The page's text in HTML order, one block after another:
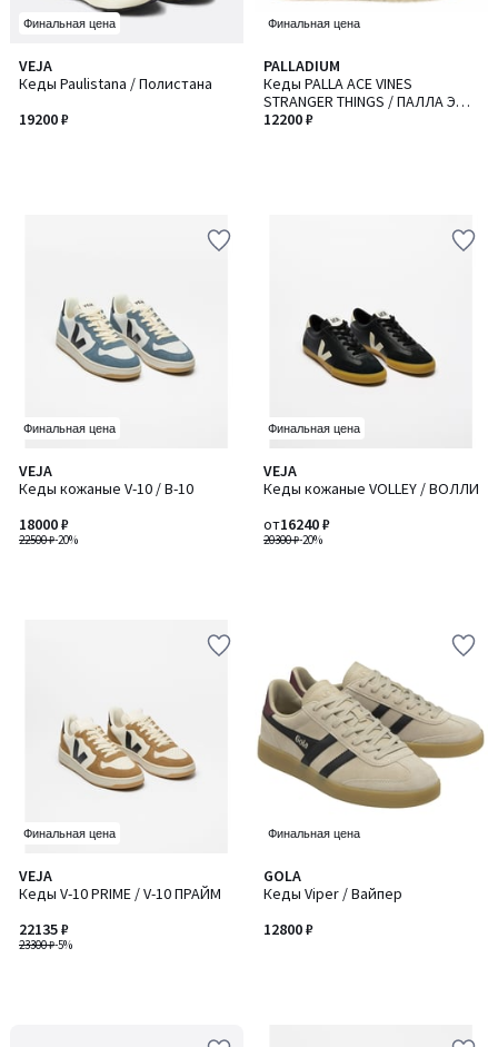
Финальная цена
VEJA
Кеды Paulistana / Полистана
19200 ₽
Финальная цена
PALLADIUM
Кеды PALLA ACE VINES
STRANGER THINGS / ПАЛЛА ЭЙС
ВАЙНС СТРЕНДЖА СИНГС
12200 ₽
Финальная цена
VEJA
Кеды кожаные V-10 / В-10
22500 ₽-20%
18000 ₽
Финальная цена
VEJA
Кеды кожаные VOLLEY / ВОЛЛИ
20300 ₽-20%
от16240 ₽
Финальная цена
VEJA
Кеды V-10 PRIME / V-10 ПРАЙМ
23300 ₽-5%
22135 ₽
Финальная цена
GOLA
Кеды Viper / Вайпер
12800 ₽